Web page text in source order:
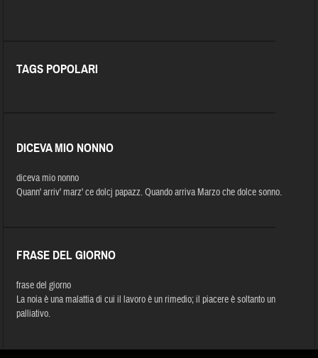
TAGS POPOLARI
DICEVA MIO NONNO
diceva mio nonno
Quann' arriv' marz' ce dolcj papazz. Quando arriva Marzo che dolce sonno.
FRASE DEL GIORNO
frase del giorno
La noia è una malattia di cui il lavoro è un rimedio; il piacere è soltanto un
palliativo.